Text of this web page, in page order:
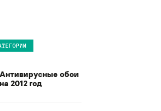
Антивирусные обои
на 2012 год